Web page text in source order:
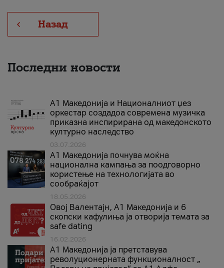
Назад
Последни новости
А1 Македонија и Националниот џез
оркестар создадоа современа музичка
приказна инспирирана од македонското
културно наследство
03.07.2026
A1 Македонија почнува моќна
национална кампања за поодговорно
користење на технологијата во
сообраќајот
18.05.2026
Овој Валентајн, A1 Македонија и 6
скопски кафулиња ја отворија темата за
safe dating
16.02.2026
А1 Македонија ја претставува
револуционерната функционалност „